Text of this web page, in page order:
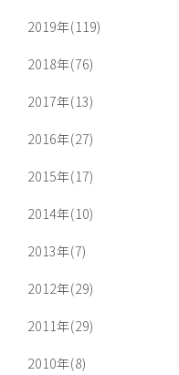
2019年(119)
2018年(76)
2017年(13)
2016年(27)
2015年(17)
2014年(10)
2013年(7)
2012年(29)
2011年(29)
2010年(8)